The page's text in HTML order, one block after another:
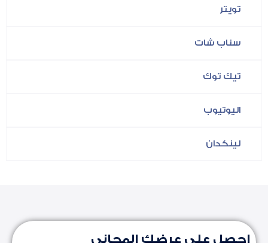
تويتر
سناب شات
تيك توك
اليوتيوب
لينكدان
احصل على عرضك المجاني